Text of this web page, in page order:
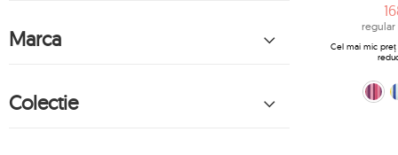
Marca
Colectie
regular
Cel mai mic
roz (Candy)
galben-